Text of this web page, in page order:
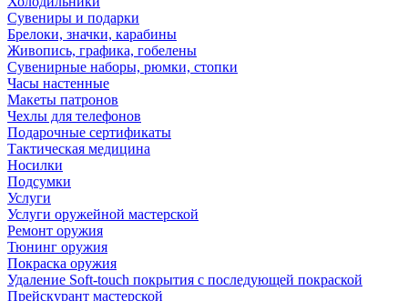
Сувениры и подарки
Брелоки, значки, карабины
Живопись, графика, гобелены
Сувенирные наборы, рюмки, стопки
Часы настенные
Макеты патронов
Чехлы для телефонов
Подарочные сертификаты
Тактическая медицина
Носилки
Подсумки
Услуги
Услуги оружейной мастерской
Ремонт оружия
Тюнинг оружия
Покраска оружия
Удаление Soft-touch покрытия с последующей покраской
Прейскурант мастерской